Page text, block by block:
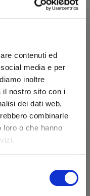
contenuti ed
media e per
inoltre
il nostro sito con i
dei dati web,
combinarle
loro o che hanno
a solo scopo
16,23 € IVA esclusa